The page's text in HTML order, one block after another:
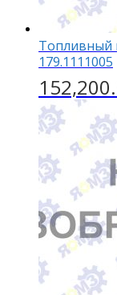
Топливный
179.1111005